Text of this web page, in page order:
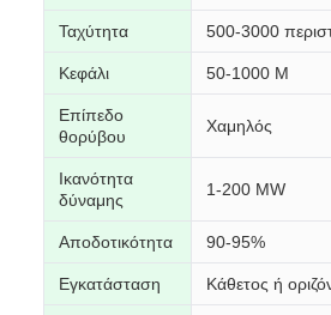
Ταχύτητα 500-3000
Κεφάλι 50-1000 Μ
Επίπεδο
θορύβου
Χαμηλός
Ικανότητα
δύναμης
1-200 MW
Αποδοτικότητα 90-95%
Εγκατάσταση Κάθετος ή